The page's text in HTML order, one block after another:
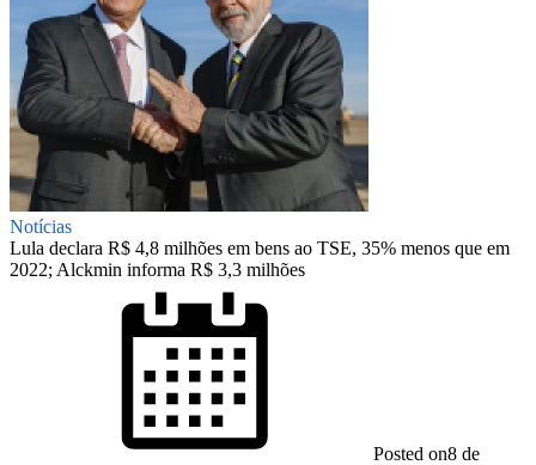
Notícias
Lula declara R$ 4,8 milhões em bens ao TSE, 35% menos que em
2022; Alckmin informa R$ 3,3 milhões
Posted on8 de